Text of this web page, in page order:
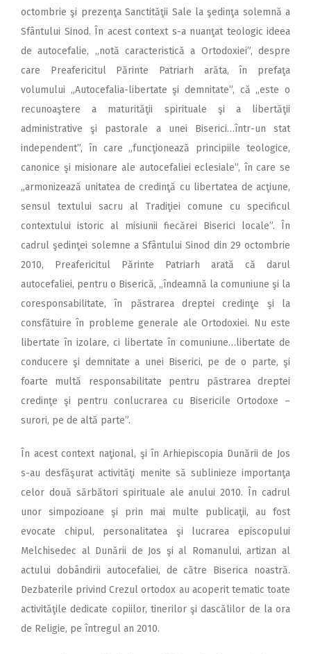
octombrie şi prezenţa Sanctităţii Sale la şedinţa solemnă a
Sfântului Sinod. În acest context s-a nuanţat teologic ideea
de autocefalie, „notă caracteristică a Ortodoxiei”, despre
care Preafericitul Părinte Patriarh arăta, în prefaţa
volumului „Autocefalia-libertate şi demnitate”, că „este o
recunoaştere a maturităţii spirituale şi a libertăţii
administrative şi pastorale a unei Biserici…într-un stat
independent”, în care „funcţionează principiile teologice,
canonice şi misionare ale autocefaliei eclesiale”, în care se
„armonizează unitatea de credinţă cu libertatea de acţiune,
sensul textului sacru al Tradiţiei comune cu specificul
contextului istoric al misiunii fiecărei Biserici locale”. În
cadrul şedinţei solemne a Sfântului Sinod din 29 octombrie
2010, Preafericitul Părinte Patriarh arată că darul
autocefaliei, pentru o Biserică, „îndeamnă la comuniune şi la
coresponsabilitate, în păstrarea dreptei credinţe şi la
consfătuire în probleme generale ale Ortodoxiei. Nu este
libertate în izolare, ci libertate în comuniune…libertate de
conducere şi demnitate a unei Biserici, pe de o parte, şi
foarte multă responsabilitate pentru păstrarea dreptei
credinţe şi pentru conlucrarea cu Bisericile Ortodoxe –
surori, pe de altă parte”.
În acest context naţional, şi în Arhiepiscopia Dunării de Jos
s-au desfăşurat activităţi menite să sublinieze importanţa
celor două sărbători spirituale ale anului 2010. În cadrul
unor simpozioane şi prin mai multe publicaţii, au fost
evocate chipul, personalitatea şi lucrarea episcopului
Melchisedec al Dunării de Jos şi al Romanului, artizan al
actului dobândirii autocefaliei, de către Biserica noastră.
Dezbaterile privind Crezul ortodox au acoperit tematic toate
activităţile dedicate copiilor, tinerilor şi dascălilor de la ora
de Religie, pe întregul an 2010.